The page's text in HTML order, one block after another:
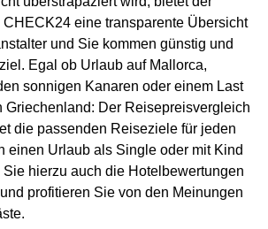
eine transparente Übersicht
und Sie kommen günstig und
Egal ob Urlaub auf Mallorca,
sonnigen Kanaren oder einem Last
Griechenland: Der Reisepreisvergleich
die passenden Reiseziele für jeden
einen Urlaub als Single oder mit Kind
hierzu auch die Hotelbewertungen
profitieren Sie von den Meinungen